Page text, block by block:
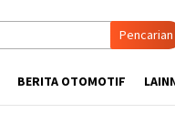
Pencarian
BERITA OTOMOTIF